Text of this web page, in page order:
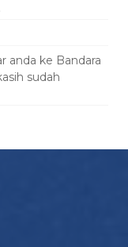
anda ke Bandara
sudah